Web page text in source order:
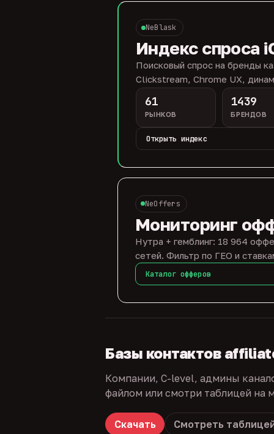
NeBlask
Индекс спроса
Поисковый спрос на бренды
Clickstream, Chrome UX,
61
РЫНКОВ
1439
БРЕНДОВ
Открыть индекс
NeOffers
Мониторинг
Нутра + гемблинг: 18 964
сетей. Фильтр по ГЕО и
Каталог офферов
Базы контактов
Компании, C-level, админы
файлом или смотри таблицей на
Скачать Смотреть